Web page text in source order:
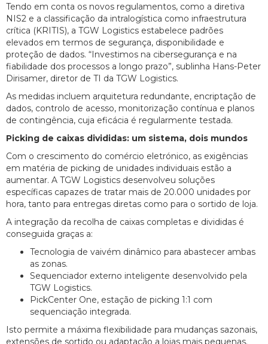
Tendo em conta os novos regulamentos, como a diretiva
NIS2 e a classificação da intralogística como infraestrutura
crítica (KRITIS), a TGW Logistics estabelece padrões
elevados em termos de segurança, disponibilidade e
proteção de dados. “Investimos na cibersegurança e na
fiabilidade dos processos a longo prazo”, sublinha Hans-Peter
Dirisamer, diretor de TI da TGW Logistics.
As medidas incluem arquitetura redundante, encriptação de
dados, controlo de acesso, monitorização contínua e planos
de contingência, cuja eficácia é regularmente testada.
Picking de caixas divididas: um sistema, dois mundos
Com o crescimento do comércio eletrónico, as exigências
em matéria de picking de unidades individuais estão a
aumentar. A TGW Logistics desenvolveu soluções
específicas capazes de tratar mais de 20.000 unidades por
hora, tanto para entregas diretas como para o sortido de loja.
A integração da recolha de caixas completas e divididas é
conseguida graças a:
Tecnologia de vaivém dinâmico para abastecer ambas
as zonas.
Sequenciador externo inteligente desenvolvido pela
TGW Logistics.
PickCenter One, estação de picking 1:1 com
sequenciação integrada.
Isto permite a máxima flexibilidade para mudanças sazonais,
extensões de sortido ou adaptação a lojas mais pequenas.